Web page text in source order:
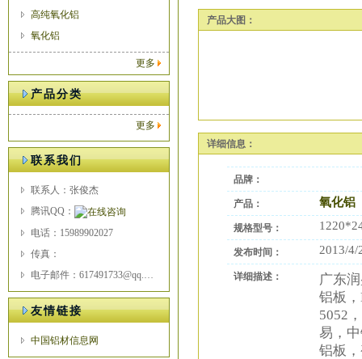
高纯氧化铝
氧化铝
更多
产品分类
更多
联系我们
联系人：张俊杰
腾讯QQ：
电话：15989902027
传真：
电子邮件：617491733@qq.com
友情链接
中国铝材信息网
产品大图：
详细信息：
品牌：
产品： 氧化铝
规格型号：
发布时间： 2013/4/
详细描述：
广东
铝板
5052
易，
铝板